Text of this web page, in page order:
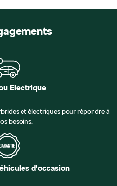
Electrique
et électriques pour répondre à
besoins.
d'occasion